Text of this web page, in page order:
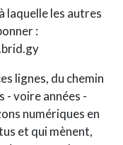
laquelle les autres
:
lignes, du chemin
- voire années -
numériques en
et qui mènent,